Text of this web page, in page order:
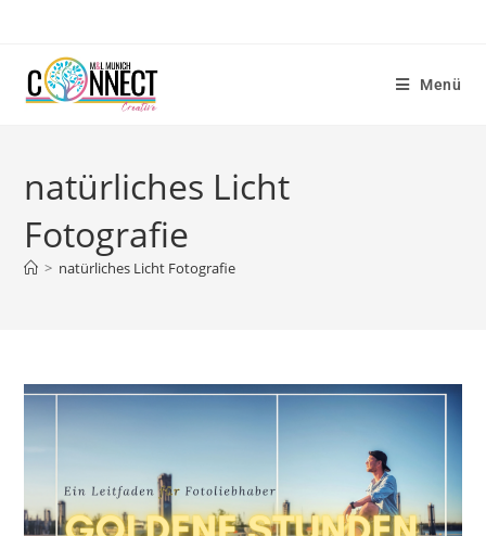
Menü
natürliches Licht
Fotografie
> natürliches Licht Fotografie